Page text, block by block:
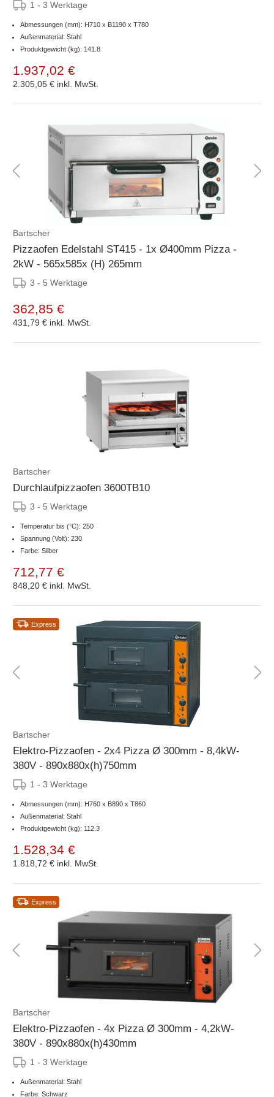
1 - 3 Werktage
Abmessungen (mm): H710 x B1190 x T780
Außenmaterial: Stahl
Produktgewicht (kg): 141.8
1.937,02 €
2.305,05 € inkl. MwSt.
Bartscher
Pizzaofen Edelstahl ST415 - 1x Ø400mm Pizza -
2kW - 565x585x (H) 265mm
3 - 5 Werktage
362,85 €
431,79 € inkl. MwSt.
Bartscher
Durchlaufpizzaofen 3600TB10
3 - 5 Werktage
Temperatur bis (°C): 250
Spannung (Volt): 230
Farbe: Silber
712,77 €
848,20 € inkl. MwSt.
Express
Bartscher
Elektro-Pizzaofen - 2x4 Pizza Ø 300mm - 8,4kW-
380V - 890x880x(h)750mm
1 - 3 Werktage
Abmessungen (mm): H760 x B890 x T860
Außenmaterial: Stahl
Produktgewicht (kg): 112.3
1.528,34 €
1.818,72 € inkl. MwSt.
Express
Bartscher
Elektro-Pizzaofen - 4x Pizza Ø 300mm - 4,2kW-
380V - 890x880x(h)430mm
1 - 3 Werktage
Außenmaterial: Stahl
Farbe: Schwarz